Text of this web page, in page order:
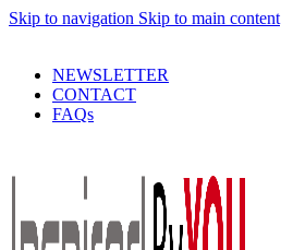
Skip to navigation Skip to main content
NEWSLETTER
CONTACT
FAQs